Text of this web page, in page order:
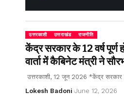
उत्तरकाशी उत्तराखंड राजनीति
केंद्र सरकार के 12 वर्ष पूर्ण
वार्ता में कैबिनेट मंत्री ने
उत्तरकाशी, 12 जून 2026 *केंद्र सरकार
Lokesh Badoni June 12, 2026